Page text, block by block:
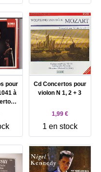
cordes (1994)
pour
à
Cd Concertos pour
violon N 1, 2 + 3
1,99 €
1 en stock